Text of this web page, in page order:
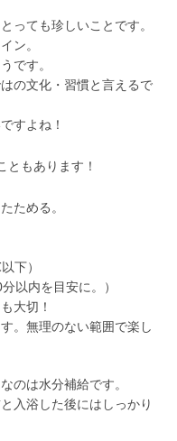
っても珍しいことです。
ン。
です。
の文化・習慣と言えるで
すよね！
ともあります！
ためる。
下）
以内を目安に。）
大切！
。無理のない範囲で楽し
のは水分補給です。
入浴した後にはしっかり